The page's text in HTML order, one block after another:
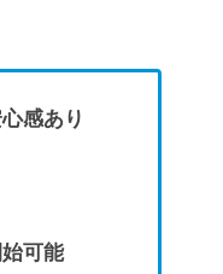
感あり
可能